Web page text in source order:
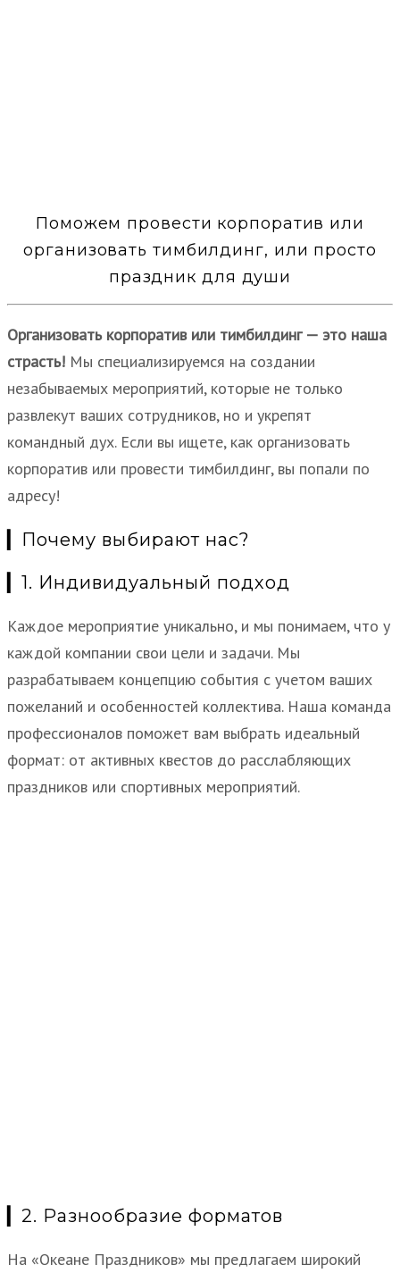
Поможем провести корпоратив или
организовать тимбилдинг, или просто
праздник для души
Организовать корпоратив или тимбилдинг — это наша
страсть! Мы специализируемся на создании
незабываемых мероприятий, которые не только
развлекут ваших сотрудников, но и укрепят
командный дух. Если вы ищете, как организовать
корпоратив или провести тимбилдинг, вы попали по
адресу!
▎Почему выбирают нас?
▎1. Индивидуальный подход
Каждое мероприятие уникально, и мы понимаем, что у
каждой компании свои цели и задачи. Мы
разрабатываем концепцию события с учетом ваших
пожеланий и особенностей коллектива. Наша команда
профессионалов поможет вам выбрать идеальный
формат: от активных квестов до расслабляющих
праздников или спортивных мероприятий.
▎2. Разнообразие форматов
На «Океане Праздников» мы предлагаем широкий